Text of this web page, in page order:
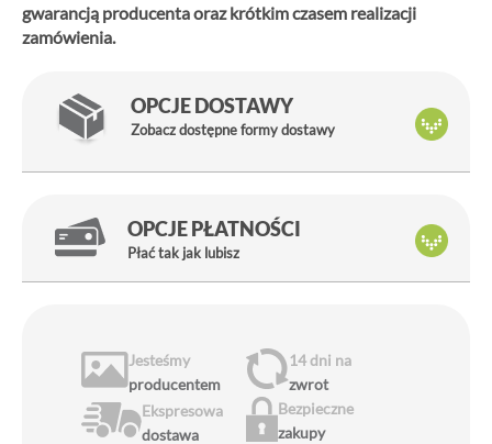
gwarancją producenta oraz krótkim czasem realizacji
zamówienia.
OPCJE DOSTAWY
Zobacz dostępne formy dostawy
OPCJE PŁATNOŚCI
Płać tak jak lubisz
Jesteśmy
producentem
14 dni na
zwrot
Ekspresowa
dostawa
Bezpieczne
zakupy